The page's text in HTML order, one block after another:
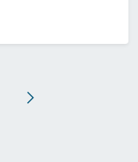
Pagina successiva